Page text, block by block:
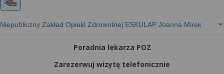
Niepubliczny Zakład Opieki Zdrowotnej ESKULAP Joanna Mirek
Poradnia lekarza POZ
Zarezerwuj wizytę telefonicznie